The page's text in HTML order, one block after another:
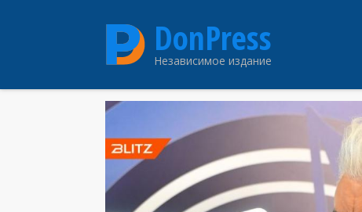
DonPress
Независимое издание